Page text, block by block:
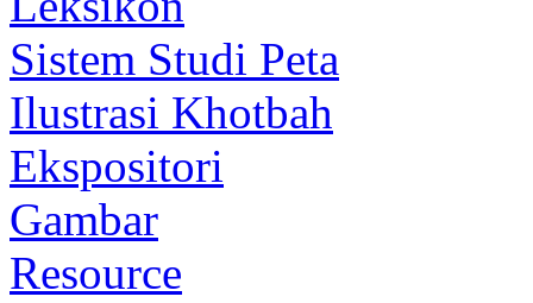
Sistem Studi Peta
Ilustrasi Khotbah
Ekspositori
Gambar
Resource